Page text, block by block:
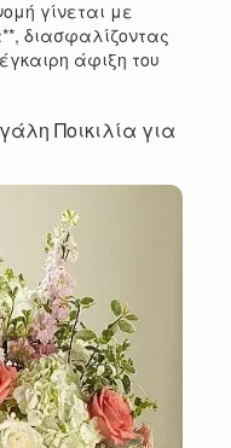
γίνεται με
διασφαλίζοντας
άφιξη του
Ποικιλία για